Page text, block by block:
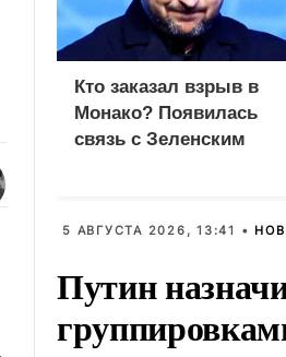
Кто заказал взрыв в
Монако? Появилась
связь с Зеленским
5 АВГУСТА 2026, 13:41 •
Путин